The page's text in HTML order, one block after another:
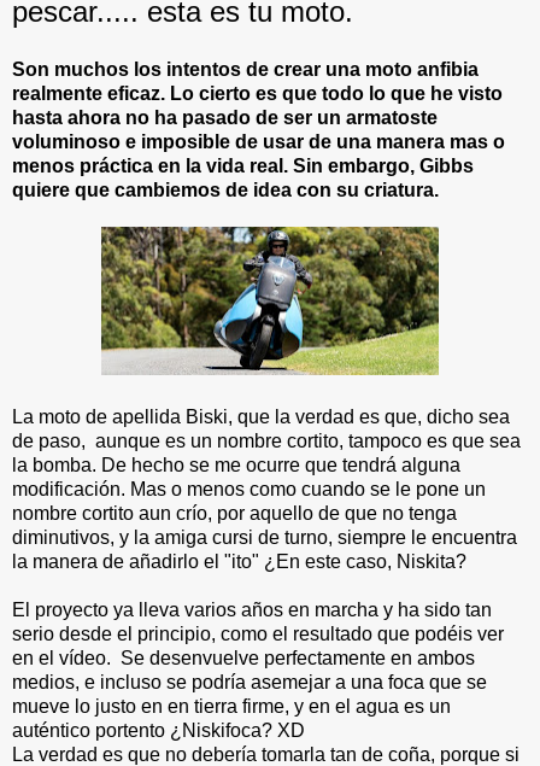
pescar..... esta es tu moto.
Son muchos los intentos de crear una moto anfibia
realmente eficaz. Lo cierto es que todo lo que he visto
hasta ahora no ha pasado de ser un armatoste
voluminoso e imposible de usar de una manera mas o
menos práctica en la vida real. Sin embargo, Gibbs
quiere que cambiemos de idea con su criatura.
La moto de apellida Biski, que la verdad es que, dicho sea
de paso, aunque es un nombre cortito, tampoco es que sea
la bomba. De hecho se me ocurre que tendrá alguna
modificación. Mas o menos como cuando se le pone un
nombre cortito aun crío, por aquello de que no tenga
diminutivos, y la amiga cursi de turno, siempre le encuentra
la manera de añadirlo el "ito" ¿En este caso, Niskita?
El proyecto ya lleva varios años en marcha y ha sido tan
serio desde el principio, como el resultado que podéis ver
en el vídeo. Se desenvuelve perfectamente en ambos
medios, e incluso se podría asemejar a una foca que se
mueve lo justo en en tierra firme, y en el agua es un
auténtico portento ¿Niskifoca? XD
La verdad es que no debería tomarla tan de coña, porque si